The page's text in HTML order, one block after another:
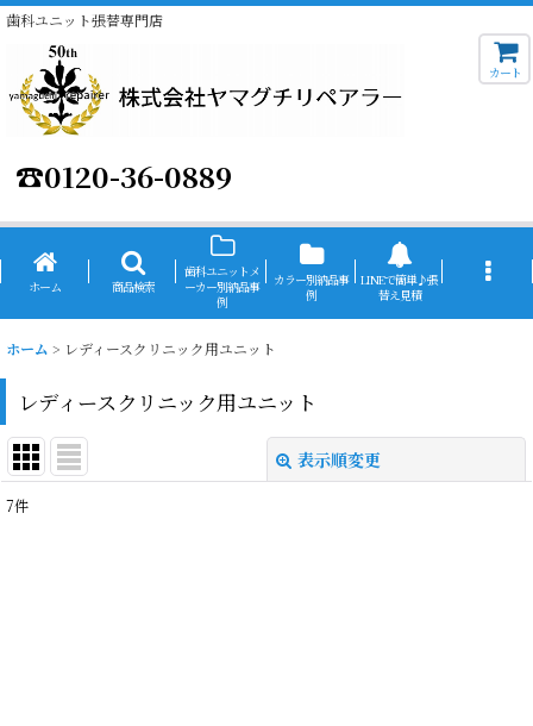
歯科ユニット張替専門店
☎0120-36-0889
カート
ホーム 商品検索
歯科ユニットメ
ーカー別納品事
例
カラー別納品事
例
LINEで簡単♪張
替え見積
ホーム > レディースクリニック用ユニット
レディースクリニック用ユニット
表示順変更
7件